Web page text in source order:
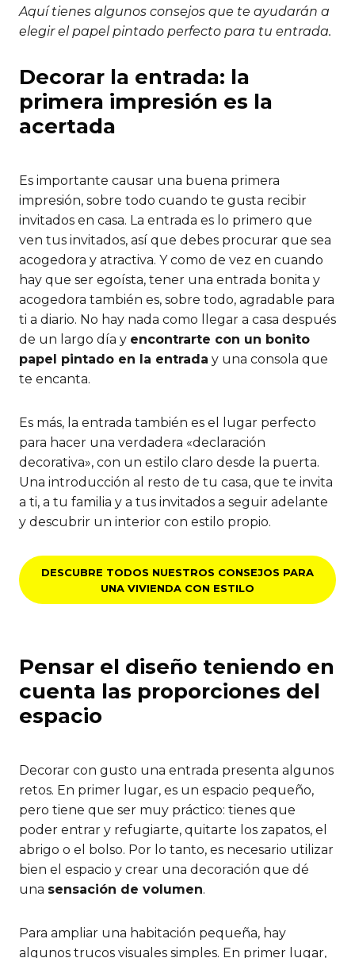
Aquí tienes algunos consejos que te ayudarán a
elegir el papel pintado perfecto para tu entrada.
Decorar la entrada: la
primera impresión es la
acertada
Es importante causar una buena primera
impresión, sobre todo cuando te gusta recibir
invitados en casa. La entrada es lo primero que
ven tus invitados, así que debes procurar que sea
acogedora y atractiva. Y como de vez en cuando
hay que ser egoísta, tener una entrada bonita y
acogedora también es, sobre todo, agradable para
ti a diario. No hay nada como llegar a casa después
de un largo día y encontrarte con un bonito
papel pintado en la entrada y una consola que
te encanta.
Es más, la entrada también es el lugar perfecto
para hacer una verdadera «declaración
decorativa», con un estilo claro desde la puerta.
Una introducción al resto de tu casa, que te invita
a ti, a tu familia y a tus invitados a seguir adelante
y descubrir un interior con estilo propio.
DESCUBRE TODOS NUESTROS CONSEJOS PARA
UNA VIVIENDA CON ESTILO
Pensar el diseño teniendo en
cuenta las proporciones del
espacio
Decorar con gusto una entrada presenta algunos
retos. En primer lugar, es un espacio pequeño,
pero tiene que ser muy práctico: tienes que
poder entrar y refugiarte, quitarte los zapatos, el
abrigo o el bolso. Por lo tanto, es necesario utilizar
bien el espacio y crear una decoración que dé
una sensación de volumen.
Para ampliar una habitación pequeña, hay
algunos trucos visuales simples. En primer lugar,